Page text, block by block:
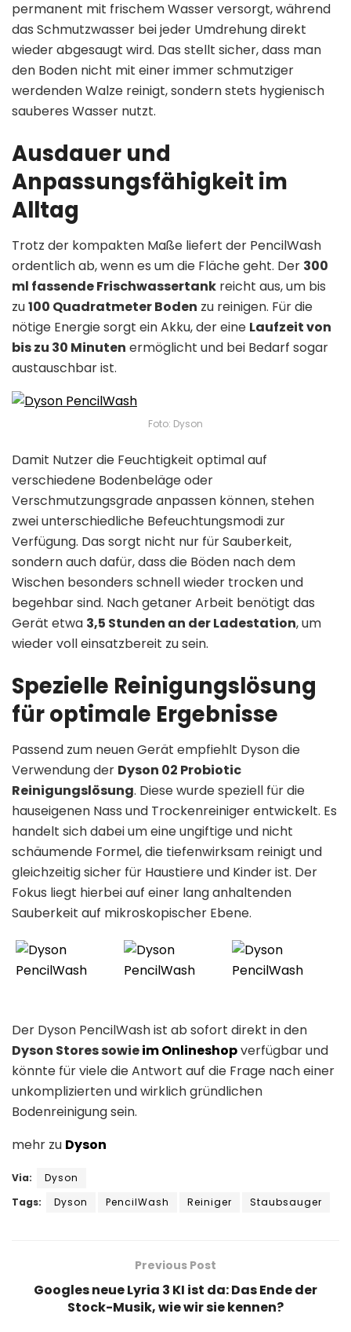
permanent mit frischem Wasser versorgt, während
das Schmutzwasser bei jeder Umdrehung direkt
wieder abgesaugt wird. Das stellt sicher, dass man
den Boden nicht mit einer immer schmutziger
werdenden Walze reinigt, sondern stets hygienisch
sauberes Wasser nutzt.
Ausdauer und
Anpassungsfähigkeit im
Alltag
Trotz der kompakten Maße liefert der PencilWash
ordentlich ab, wenn es um die Fläche geht. Der 300
ml fassende Frischwassertank reicht aus, um bis
zu100 Quadratmeter Boden zu reinigen. Für die
nötige Energie sorgt ein Akku, der eine Laufzeit von
bis zu 30 Minuten ermöglicht und bei Bedarf sogar
austauschbar ist.
Foto: Dyson
Damit Nutzer die Feuchtigkeit optimal auf
verschiedene Bodenbeläge oder
Verschmutzungsgrade anpassen können, stehen
zwei unterschiedliche Befeuchtungsmodi zur
Verfügung. Das sorgt nicht nur für Sauberkeit,
sondern auch dafür, dass die Böden nach dem
Wischen besonders schnell wieder trocken und
begehbar sind. Nach getaner Arbeit benötigt das
Gerät etwa 3,5 Stunden an der Ladestation, um
wieder voll einsatzbereit zu sein.
Spezielle Reinigungslösung
für optimale Ergebnisse
Passend zum neuen Gerät empfiehlt Dyson die
Verwendung der Dyson 02 Probiotic
Reinigungslösung. Diese wurde speziell für die
hauseigenen Nass und Trockenreiniger entwickelt. Es
handelt sich dabei um eine ungiftige und nicht
schäumende Formel, die tiefenwirksam reinigt und
gleichzeitig sicher für Haustiere und Kinder ist. Der
Fokus liegt hierbei auf einer lang anhaltenden
Sauberkeit auf mikroskopischer Ebene.
Der Dyson PencilWash ist ab sofort direkt in den
Dyson Stores sowieim Onlineshopverfügbar und
könnte für viele die Antwort auf die Frage nach einer
unkomplizierten und wirklich gründlichen
Bodenreinigung sein.
mehr zu Dyson
Via:
Dyson
Tags:
Dyson PencilWash Reiniger Staubsauger
Previous Post
Googles neue Lyria 3 KI ist da: Das Ende der
Stock-Musik, wie wir sie kennen?